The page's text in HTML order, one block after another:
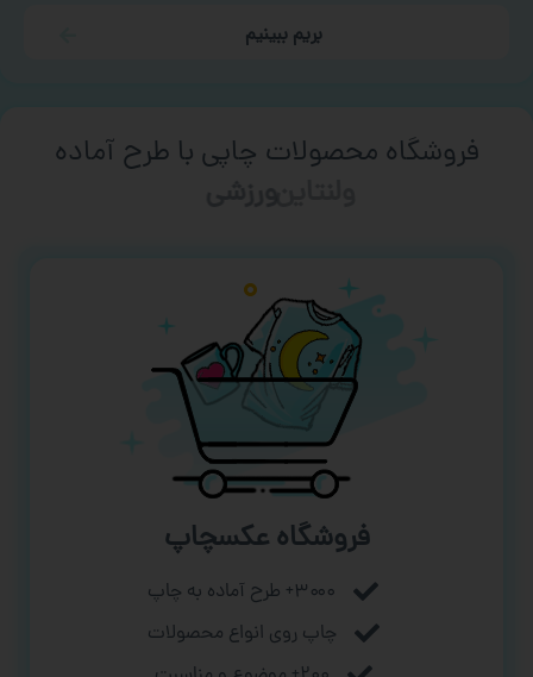
بریم ببینیم
فروشگاه محصولات چاپی با طرح آماده
فروشگاه عکسچاپ
۳۰۰۰+ طرح آماده به چاپ
چاپ روی انواع محصولات